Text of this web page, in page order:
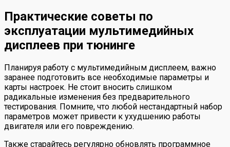
Практические советы по
эксплуатации мультимедийных
дисплеев при тюнинге
Планируя работу с мультимедийным дисплеем, важно
заранее подготовить все необходимые параметры и
карты настроек. Не стоит вносить слишком
радикальные изменения без предварительного
тестирования. Помните, что любой нестандартный набор
параметров может привести к ухудшению работы
двигателя или его повреждению.
Также старайтесь регулярно обновлять программное